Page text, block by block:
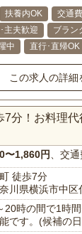
扶養内OK 交通
主夫歓迎 ブラン
中
直行･直帰OK
この求人の詳細
7分！お料理
〜1,860円 、交
徒歩7分
奈川県横浜市中区
20時の間で1時
です。(候補の